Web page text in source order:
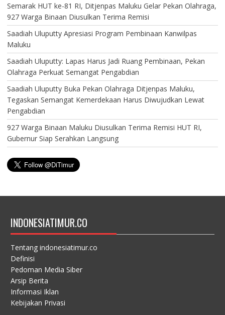
Semarak HUT ke-81 RI, Ditjenpas Maluku Gelar Pekan Olahraga,
927 Warga Binaan Diusulkan Terima Remisi
Saadiah Uluputty Apresiasi Program Pembinaan Kanwilpas
Maluku
Saadiah Uluputty: Lapas Harus Jadi Ruang Pembinaan, Pekan
Olahraga Perkuat Semangat Pengabdian
Saadiah Uluputty Buka Pekan Olahraga Ditjenpas Maluku,
Tegaskan Semangat Kemerdekaan Harus Diwujudkan Lewat
Pengabdian
927 Warga Binaan Maluku Diusulkan Terima Remisi HUT RI,
Gubernur Siap Serahkan Langsung
INDONESIATIMUR.CO
Tentang indonesiatimur.co
Definisi
Pedoman Media Siber
Arsip Berita
Informasi Iklan
Kebijakan Privasi